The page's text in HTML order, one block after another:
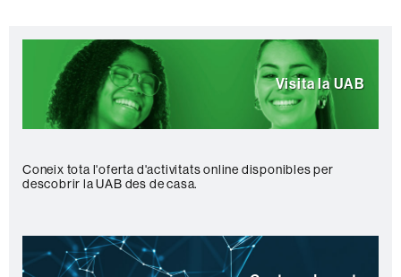
Destaquem
Visita la UAB
Coneix tota l'oferta d'activitats online disponibles per
descobrir la UAB des de casa.